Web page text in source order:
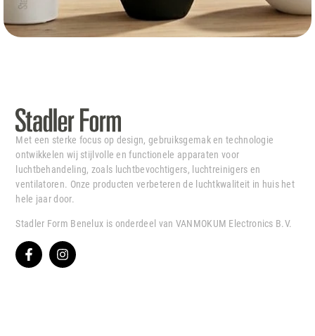
Met een sterke focus op design, gebruiksgemak en technologie
ontwikkelen wij stijlvolle en functionele apparaten voor
luchtbehandeling, zoals luchtbevochtigers, luchtreinigers en
ventilatoren. Onze producten verbeteren de luchtkwaliteit in huis het
hele jaar door.
Stadler Form Benelux is onderdeel van VANMOKUM Electronics B.V.